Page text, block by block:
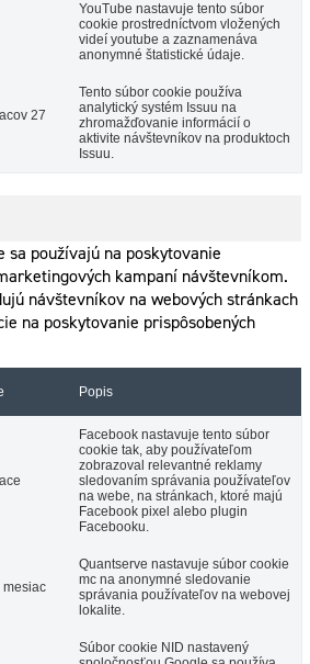
YouTube nastavuje tento súbor
cookie prostredníctvom vložených
videí youtube a zaznamenáva
anonymné štatistické údaje.
27
Tento súbor cookie používa
analytický systém Issuu na
zhromažďovanie informácií o
aktivite návštevníkov na produktoch
Issuu.
sa používajú na poskytovanie
kampaní návštevníkom.
návštevníkov na webových stránkach
na poskytovanie prispôsobených
Popis
Facebook nastavuje tento súbor
cookie tak, aby používateľom
zobrazoval relevantné reklamy
sledovaním správania používateľov
na webe, na stránkach, ktoré majú
Facebook pixel alebo plugin
Facebooku.
mesiac
Quantserve nastavuje súbor cookie
mc na anonymné sledovanie
správania používateľov na webovej
lokalite.
Súbor cookie NID nastavený